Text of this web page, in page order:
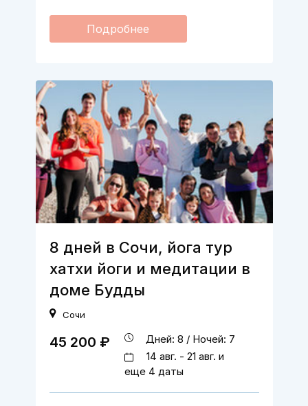
Подробнее
8 дней в Сочи, йога тур
хатхи йоги и медитации в
доме Будды
Сочи
45 200 ₽
Дней: 8 / Ночей: 7
14 авг. - 21 авг. и
еще 4 даты